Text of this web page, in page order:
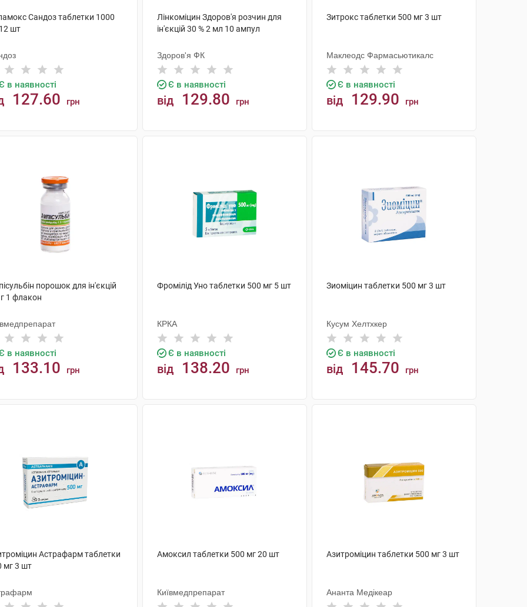
Сандоз таблетки 1000
шт
в наявності
127.60 грн
Лінкоміцин Здоров'я розчин для
ін'єкцій 30 % 2 мл 10 ампул
Здоров'я ФК
Є в наявності
від 129.80 грн
Зитрокс таблетки 500 мг 3 шт
Маклеодс Фармасьютикалс
Є в наявності
від 129.90 грн
порошок для ін'єкцій
1 флакон
в наявності
133.10 грн
Фромілід Уно таблетки 500 мг 5 шт
КРКА
Є в наявності
від 138.20 грн
Зиоміцин таблетки 500 мг 3 шт
Кусум Хелтхкер
Є в наявності
від 145.70 грн
Астрафарм таблетки
мг 3 шт
Амоксил таблетки 500 мг 20 шт
Київмедпрепарат
Азитроміцин таблетки 500 мг 3 шт
Ананта Медікеар